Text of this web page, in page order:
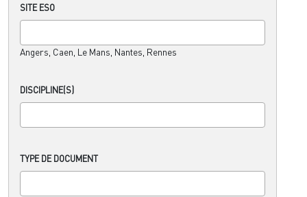
SITE ESO
Angers, Caen, Le Mans, Nantes, Rennes
DISCIPLINE(S)
TYPE DE DOCUMENT